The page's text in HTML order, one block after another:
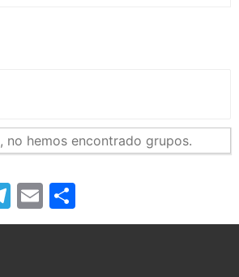
no hemos encontrado grupos.
Telegram
Email